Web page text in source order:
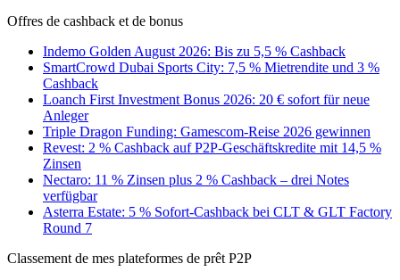
Offres de cashback et de bonus
Indemo Golden August 2026: Bis zu 5,5 % Cashback
SmartCrowd Dubai Sports City: 7,5 % Mietrendite und 3 %
Cashback
Loanch First Investment Bonus 2026: 20 € sofort für neue
Anleger
Triple Dragon Funding: Gamescom-Reise 2026 gewinnen
Revest: 2 % Cashback auf P2P-Geschäftskredite mit 14,5 %
Zinsen
Nectaro: 11 % Zinsen plus 2 % Cashback – drei Notes
verfügbar
Asterra Estate: 5 % Sofort-Cashback bei CLT & GLT Factory
Round 7
Classement de mes plateformes de prêt P2P